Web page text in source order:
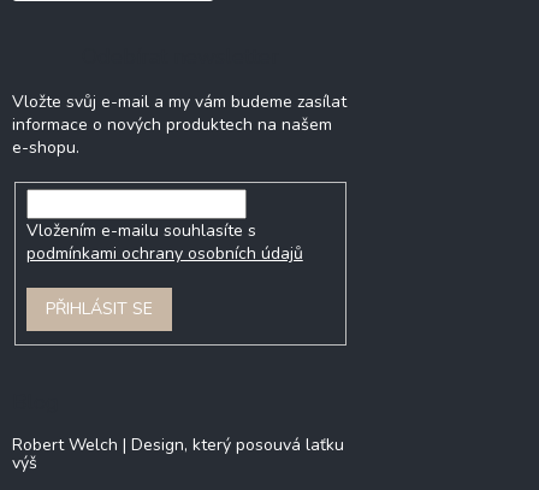
Vložte svůj e-mail a my vám budeme zasílat
informace o nových produktech na našem
e-shopu.
Vložením e-mailu souhlasíte s
podmínkami ochrany osobních údajů
PŘIHLÁSIT SE
Robert Welch | Design, který posouvá laťku
výš